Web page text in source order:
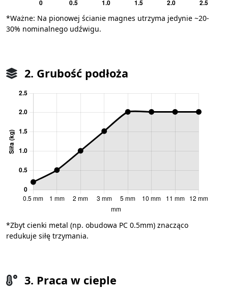
*Ważne: Na pionowej ścianie magnes utrzyma jedynie ~20-
30% nominalnego udźwigu.
2. Grubość podłoża
*Zbyt cienki metal (np. obudowa PC 0.5mm) znacząco
redukuje siłę trzymania.
3. Praca w cieple